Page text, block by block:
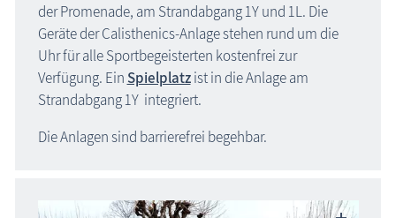
der Promenade, am Strandabgang 1Y und 1L. Die
Geräte der Calisthenics-Anlage stehen rund um die
Uhr für alle Sportbegeisterten kostenfrei zur
Verfügung. Ein Spielplatzist in die Anlage am
Strandabgang 1Y integriert.
Die Anlagen sind barrierefrei begehbar.